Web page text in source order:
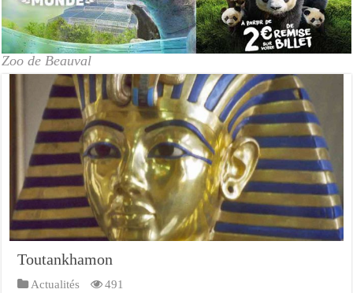
Zoo de Beauval
Toutankhamon
Actualités 491